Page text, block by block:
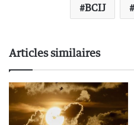
BCIJ
Articles similaires